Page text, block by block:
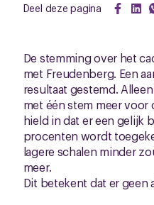
Deel deze pagina
De stemming over het
met Freudenberg. Een
resultaat gestemd.
met één stem meer
hield in dat er een gelijk
procenten wordt
lagere schalen minder
meer.
Dit betekent dat er geen